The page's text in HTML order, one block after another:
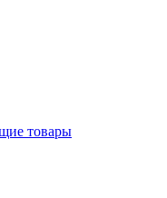
товары